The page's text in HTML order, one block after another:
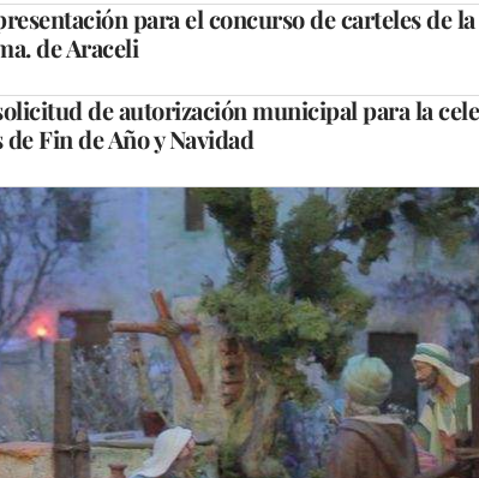
para el concurso de carteles de
de Araceli
de autorización municipal para la
Fin de Año y Navidad